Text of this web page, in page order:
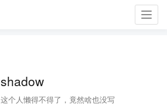
shadow
这个人懒得不得了，竟然啥也没写